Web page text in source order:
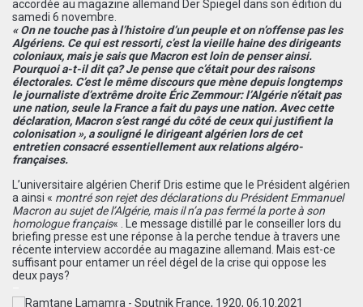
accordée au magazine allemand Der Spiegel dans son édition du
samedi 6 novembre.
« On ne touche pas à l’histoire d’un peuple et on n’offense pas les
Algériens. Ce qui est ressorti, c’est la vieille haine des dirigeants
coloniaux, mais je sais que Macron est loin de penser ainsi.
Pourquoi a-t-il dit ça? Je pense que c’était pour des raisons
électorales. C’est le même discours que mène depuis longtemps
le journaliste d’extrême droite Éric Zemmour: l’Algérie n’était pas
une nation, seule la France a fait du pays une nation. Avec cette
déclaration, Macron s’est rangé du côté de ceux qui justifient la
colonisation », a souligné le dirigeant algérien lors de cet
entretien consacré essentiellement aux relations algéro-
françaises.
L’universitaire algérien Cherif Dris estime que le Président algérien
a ainsi « montré son rejet des déclarations du Président Emmanuel
Macron au sujet de l’Algérie, mais il n’a pas fermé la porte à son
homologue français« . Le message distillé par le conseiller lors du
briefing presse est une réponse à la perche tendue à travers une
récente interview accordée au magazine allemand. Mais est-ce
suffisant pour entamer un réel dégel de la crise qui oppose les
deux pays?